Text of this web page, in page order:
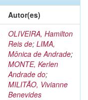
Autor(es)
OLIVEIRA, Hamilton
Reis de; LIMA,
Mônica de Andrade;
MONTE, Kerlen
Andrade do;
MILITÃO, Vivianne
Benevides